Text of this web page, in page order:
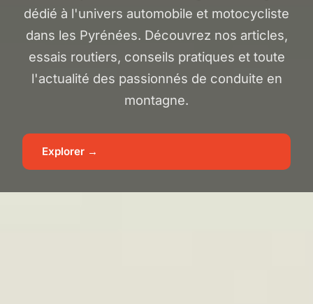
dédié à l'univers automobile et motocycliste
dans les Pyrénées. Découvrez nos articles,
essais routiers, conseils pratiques et toute
l'actualité des passionnés de conduite en
montagne.
Explorer →